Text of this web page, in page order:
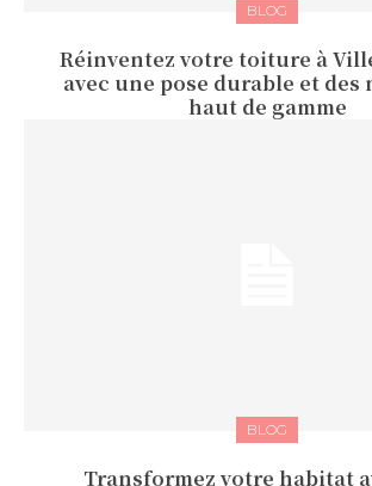
BLOG
Réinventez votre toiture à
avec une pose durable et des
haut de gamme
BLOG
Transformez votre habitat